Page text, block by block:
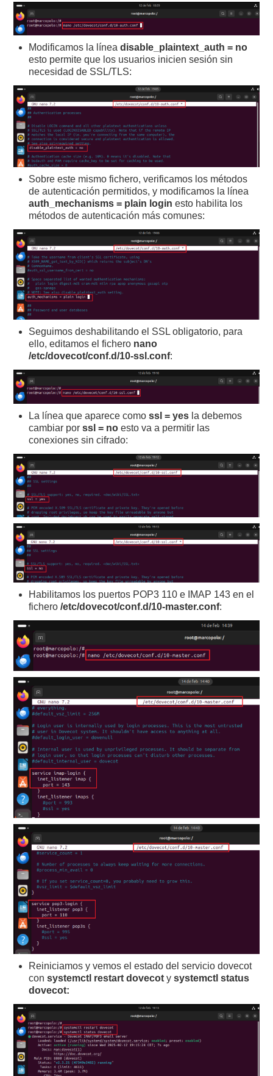
Modificamos la líneadisable_plaintext_auth = no
esto permite que los usuarios inicien sesión sin
necesidad de SSL/TLS:
Sobre este mismo fichero, verificamos los métodos
de autenticación permitidos, y modificamos la línea
auth_mechanisms = plain loginesto habilita los
métodos de autenticación más comunes:
Seguimos deshabilitando el SSL obligatorio, para
ello, editamos el fichero nano
/etc/dovecot/conf.d/10-ssl.conf:
La línea que aparece comossl = yes la debemos
cambiar porssl = noesto va a permitir las
conexiones sin cifrado:
Habilitamos los puertos POP3 110 e IMAP 143 en el
fichero/etc/dovecot/conf.d/10-master.conf:
Reiniciamos y vemos el estado del servicio dovecot
consystemctl restart dovecotysystemctl status
dovecot: